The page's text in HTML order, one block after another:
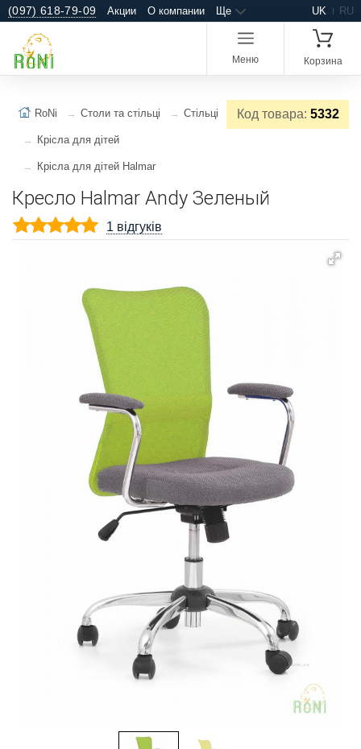
(097) 618-79-09 Акции О компании Ще UK RU
Меню Корзина
Код товара: 5332
RoNi Столи та стільці Стільці
Крісла для дітей
Крісла для дітей Halmar
Кресло Halmar Andy Зеленый
1 відгуків